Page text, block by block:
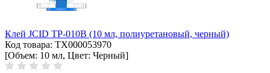
Клей JCID TP-010B (10 мл, полиуретановый, черный)
Код товара: ТХ000053970
[Объем: 10 мл, Цвет: Черный]